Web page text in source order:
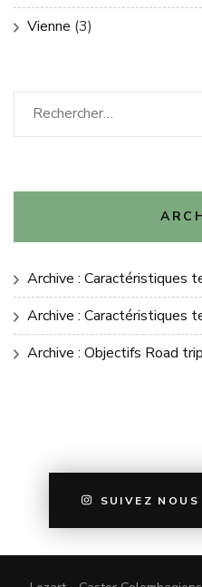
Vienne (3)
Rechercher :
Archive : Caractéristiques
Archive : Caractéristiques
Archive : Objectifs Road
SUIVEZ